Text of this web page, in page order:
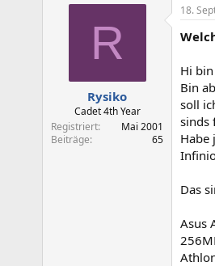
s
t
a
m
R
Rysiko
Cadet 4th Year
Registriert
Mai 2001
Beiträge
65
18.
Hi
Bin
soll
sinds
Habe
Das
Asus